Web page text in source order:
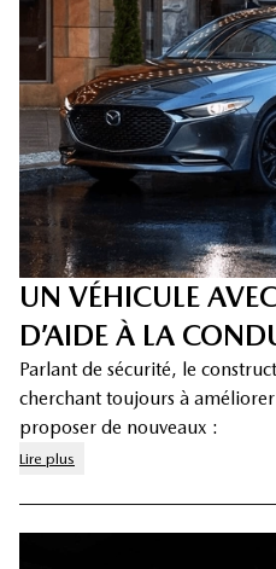
UN VÉHICULE
D’AIDE À LA
Parlant de sécurité, le
cherchant toujours à
proposer de nouveaux :
Lire plus